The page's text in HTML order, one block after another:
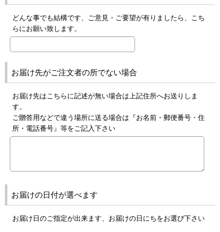
どんな事でも結構です、ご意見・ご要望が有りましたら、こち
らにお願い致します。
お届け先がご注文者の所でない場合
お届け先はこちらに記述が無い場合は上記住所へお送りしま
す。
ご贈答用などで違う場所に送る場合は『お名前・郵便番号・住
所・電話番号』等をご記入下さい
お届けの日付が選べます
お届け日のご指定が出来ます、お届けの日にちをお選び下さい